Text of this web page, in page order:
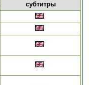
субтитры